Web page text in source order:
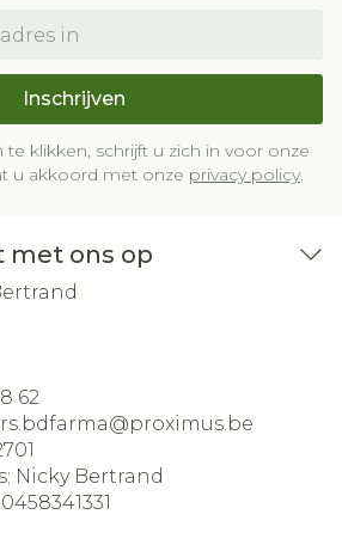
Inschrijven
klikken, schrijft u zich in voor onze
u akkoord met onze privacy policy.
met ons op
62
proximus.be
Nicky Bertrand